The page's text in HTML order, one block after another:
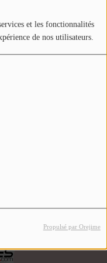
et les fonctionnalités
de nos utilisateurs.
Propulsé par Orejime
cet article
!